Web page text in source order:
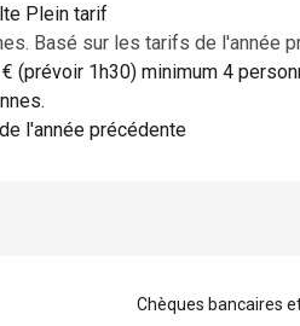
Plein tarif
Basé sur les tarifs de l'année
(prévoir 1h30) minimum 4
l'année précédente
Chèques bancaires